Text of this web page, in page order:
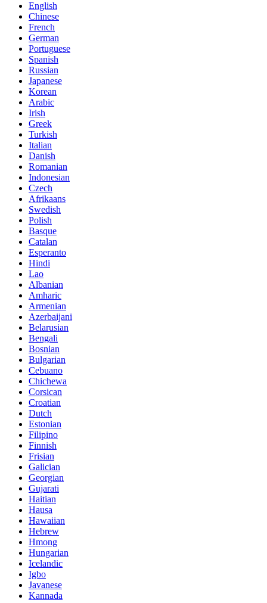
English
Chinese
French
German
Portuguese
Spanish
Russian
Japanese
Korean
Arabic
Irish
Greek
Turkish
Italian
Danish
Romanian
Indonesian
Czech
Afrikaans
Swedish
Polish
Basque
Catalan
Esperanto
Hindi
Lao
Albanian
Amharic
Armenian
Azerbaijani
Belarusian
Bengali
Bosnian
Bulgarian
Cebuano
Chichewa
Corsican
Croatian
Dutch
Estonian
Filipino
Finnish
Frisian
Galician
Georgian
Gujarati
Haitian
Hausa
Hawaiian
Hebrew
Hmong
Hungarian
Icelandic
Igbo
Javanese
Kannada